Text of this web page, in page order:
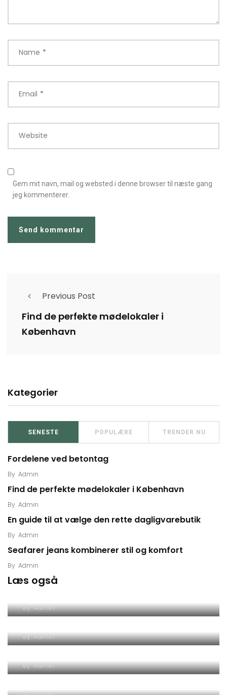
Name *
Email *
Website
Gem mit navn, mail og websted i denne browser til næste gang
jeg kommenterer.
Previous Post
Find de perfekte mødelokaler i
København
Kategorier
SENESTE POPULÆRE TRENDER NU
Fordelene ved betontag
By Admin
Find de perfekte mødelokaler i København
By Admin
En guide til at vælge den rette dagligvarebutik
By Admin
Seafarer jeans kombinerer stil og komfort
By Admin
Læs også
ByAdmin
ByAdmin
ByAdmin